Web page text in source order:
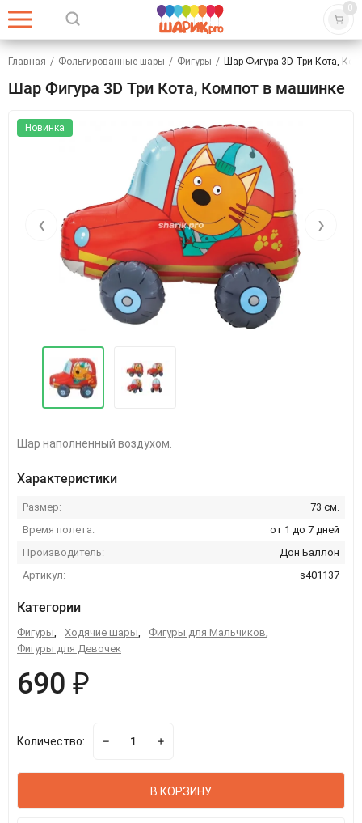
0
Главная / Фольгированные шары / Фигуры / Шар Фигура 3D Три Кота,
Шар Фигура 3D Три Кота, Компот в машинке
Новинка
‹ ›
Шар наполненный воздухом.
Характеристики
Размер:
73 см.
Время полета:
от 1 до 7 дней
Производитель:
Дон Баллон
Артикул:
s401137
Категории
Фигуры, Ходячие шары, Фигуры для Мальчиков,
Фигуры для Девочек
690 ₽
Количество:
В КОРЗИНУ